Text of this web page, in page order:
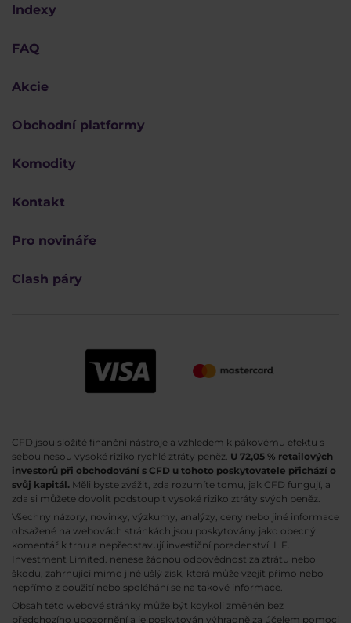
Indexy
FAQ
Akcie
Obchodní platformy
Komodity
Kontakt
Pro novináře
Clash páry
CFD jsou složité finanční nástroje a vzhledem k pákovému efektu s
sebou nesou vysoké riziko rychlé ztráty peněz. U 72,05 % retailových
investorů při obchodování s CFD u tohoto poskytovatele přichází o
svůj kapitál. Měli byste zvážit, zda rozumíte tomu, jak CFD fungují, a
zda si můžete dovolit podstoupit vysoké riziko ztráty svých peněz.
Všechny názory, novinky, výzkumy, analýzy, ceny nebo jiné informace
obsažené na webovách stránkách jsou poskytovány jako obecný
komentář k trhu a nepředstavují investiční poradenství. L.F.
Investment Limited. nenese žádnou odpovědnost za ztrátu nebo
škodu, zahrnující mimo jiné ušlý zisk, která může vzejít přímo nebo
nepřímo z použití nebo spoléhání se na takové informace.
Obsah této webové stránky může být kdykoli změněn bez
předchozího upozornění a je poskytován výhradně za účelem pomoci